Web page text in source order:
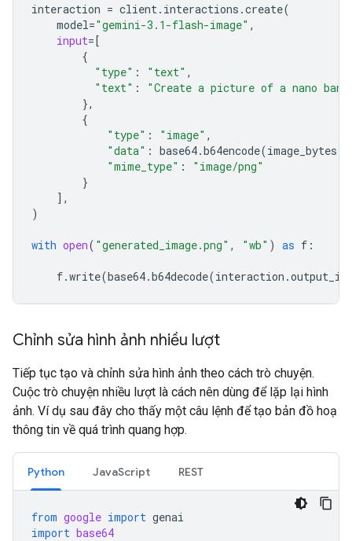
interaction = client. interactions .create(
model="gemini-3.1-flash-image" ,
input=[
{
"type" : "text" ,
"text" :
"Create a picture of a nano
},
{
"type" : "image" ,
"data" : base64.b64encode(image_bytes
"mime_type" :
"image/png"
}
],
)
with open( "generated_image.png" , "wb" ) as f :
f.write(base64.b64decode(interaction .
Chỉnh sửa hình ảnh nhiều lượt
Tiếp tục tạo và chỉnh sửa hình ảnh theo cách trò chuyện.
Cuộc trò chuyện nhiều lượt là cách nên dùng để lặp lại hình
ảnh. Ví dụ sau đây cho thấy một câu lệnh để tạo bản đồ hoạ
thông tin về quá trình quang hợp.
Python JavaScript REST
from google import genai
import base64